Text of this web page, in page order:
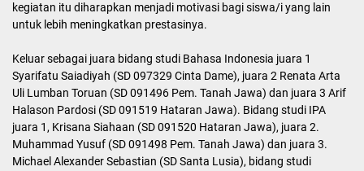
kegiatan itu diharapkan menjadi motivasi bagi siswa/i yang lain
untuk lebih meningkatkan prestasinya.
Keluar sebagai juara bidang studi Bahasa Indonesia juara 1
Syarifatu Saiadiyah (SD 097329 Cinta Dame), juara 2 Renata Arta
Uli Lumban Toruan (SD 091496 Pem. Tanah Jawa) dan juara 3 Arif
Halason Pardosi (SD 091519 Hataran Jawa). Bidang studi IPA
juara 1, Krisana Siahaan (SD 091520 Hataran Jawa), juara 2.
Muhammad Yusuf (SD 091498 Pem. Tanah Jawa) dan juara 3.
Michael Alexander Sebastian (SD Santa Lusia), bidang studi